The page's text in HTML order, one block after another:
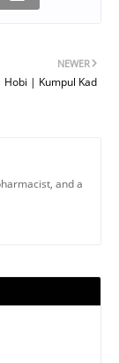
NEWER
Hobi | Kumpul Kad
and a